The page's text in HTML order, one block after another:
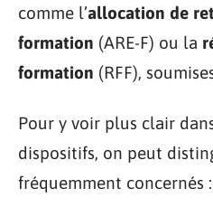
comme l’allocation de
formation (ARE-F) ou la
formation (RFF),
Pour y voir plus clair
dispositifs, on peut
fréquemment concernés :